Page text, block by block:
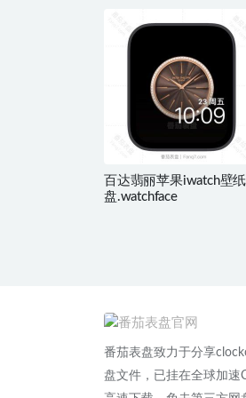
百达翡丽苹果iwatch壁
盘.watchface
番茄表盘致力于分享
盘文件，已挂在全球加速